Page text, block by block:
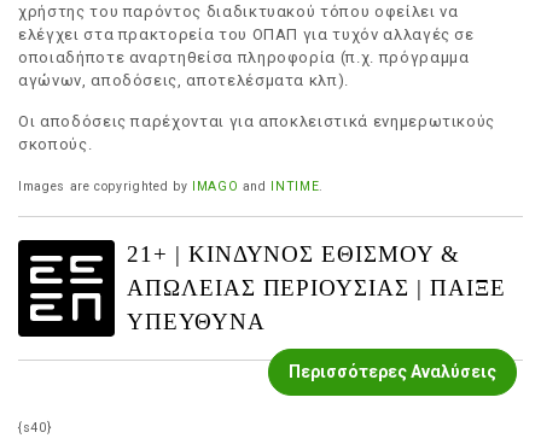
Περισσότερες Αναλύσεις
χρήστης του παρόντος διαδικτυακού τόπου οφείλει να
ελέγχει στα πρακτορεία του ΟΠΑΠ για τυχόν αλλαγές σε
οποιαδήποτε αναρτηθείσα πληροφορία (π.χ. πρόγραμμα
αγώνων, αποδόσεις, αποτελέσματα κλπ).
Οι αποδόσεις παρέχονται για αποκλειστικά ενημερωτικούς
σκοπούς.
Images are copyrighted by IMAGO and INTIME.
21+ | ΚΙΝΔΥΝΟΣ ΕΘΙΣΜΟΥ &
ΑΠΩΛΕΙΑΣ ΠΕΡΙΟΥΣΙΑΣ | ΠΑΙΞΕ
ΥΠΕΥΘΥΝΑ
{s40}